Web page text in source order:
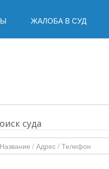
ЖАЛОБА В СУД
суда